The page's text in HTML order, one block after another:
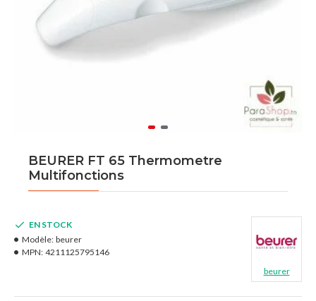
BEURER FT 65 Thermometre
Multifonctions
EN STOCK
Modèle: beurer
MPN: 4211125795146
beurer